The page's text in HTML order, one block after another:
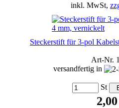
inkl. MwSt,
Steckerstift für 3-pol
Art-Nr.
versandfertig in
St